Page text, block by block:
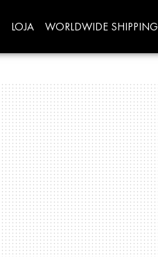
LOJA WORLDWIDE SHIPPING